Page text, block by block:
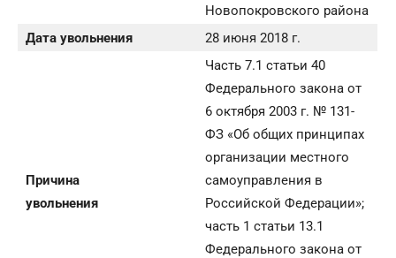
Новопокровского района
Дата увольнения
28 июня 2018 г.
Причина
увольнения
Часть 7.1 статьи 40
Федерального закона от
6 октября 2003 г. № 131-
ФЗ «Об общих принципах
организации местного
самоуправления в
Российской Федерации»;
часть 1 статьи 13.1
Федерального закона от